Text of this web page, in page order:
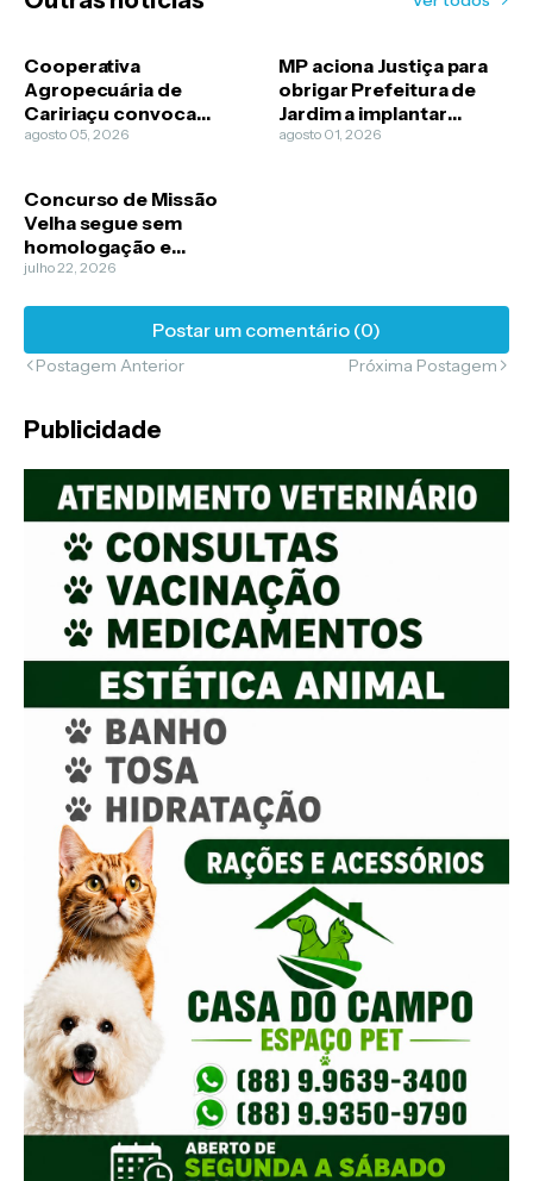
Cooperativa
Agropecuária de
Caririaçu convoca
cooperados para
agosto 05, 2026
MP aciona Justiça para
obrigar Prefeitura de
Jardim a implantar
política de proteção
agosto 01, 2026
Concurso de Missão
Velha segue sem
homologação e
aprovados
Velha segue sem
homologação;
aprovados cobram
atrasoem definição
julho 22, 2026
Postar um comentário (0)
Postagem Anterior Próxima Postagem
Publicidade